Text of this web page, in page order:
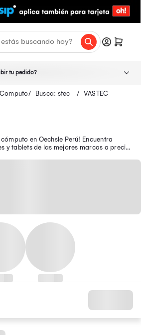
tu pedido?
Computo Busca: stec
VASTEC
en Oechsle Perú! Encuentra
y tablets de las mejores marcas a precios